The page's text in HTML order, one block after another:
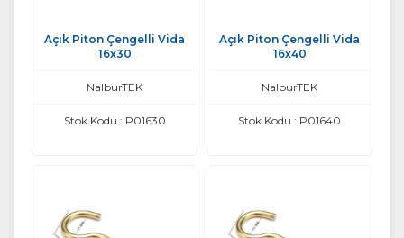
Açık Piton Çengelli Vida
16x30
NalburTEK
Stok Kodu : P01630
Açık Piton Çengelli Vida
16x40
NalburTEK
Stok Kodu : P01640